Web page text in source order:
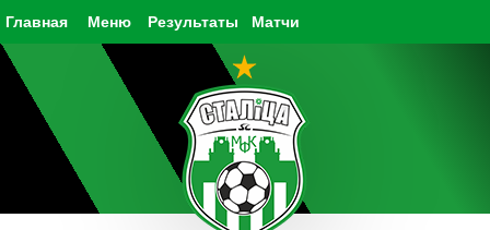
Главная Результаты Матчи
Меню